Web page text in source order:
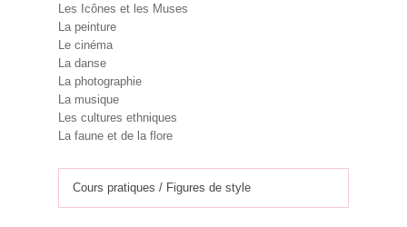
Les Icônes et les Muses
La peinture
Le cinéma
La danse
La photographie
La musique
Les cultures ethniques
La faune et de la flore
Cours pratiques / Figures de style